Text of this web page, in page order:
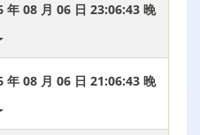
年 08 月 06 日 23:06:44 晚
年 08 月 06 日 21:06:44 晚